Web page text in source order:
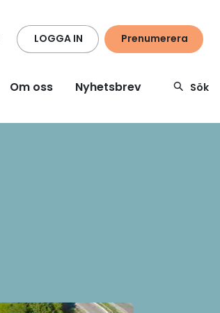
LOGGA IN Prenumerera
Om oss Nyhetsbrev Sök